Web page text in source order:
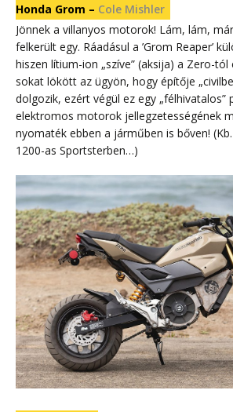
Honda Grom – Cole Mishler
Jönnek a villanyos motorok! Lám, lám,
felkerült egy. Ráadásul a ’Grom Reaper’
hiszen lítium-ion „szíve” (aksija) a Zero-tól
sokat lökött az ügyön, hogy építője
dolgozik, ezért végül ez egy „félhivatalos”
elektromos motorok jellegzetességének
nyomaték ebben a járműben is bőven!
1200-as Sportsterben…)